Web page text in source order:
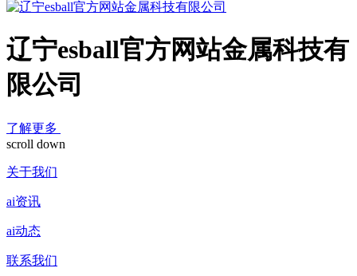
辽宁esball官方网站金属科技有
限公司
了解更多
scroll down
关于我们
ai资讯
ai动态
联系我们